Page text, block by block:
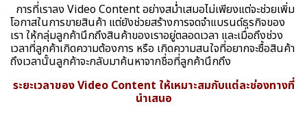
การที่เราลง Video Content อย่างสม่ำเสมอไม่เพียงแต่จะช่วยเพิ่ม
โอกาสในการขายสินค้า แต่ยังช่วยสร้างการจดจำแบรนด์ธุรกิจของ
เรา ให้กลุ่มลูกค้านึกถึงสินค้าของเราอยู่ตลอดเวลา และเมื่อถึงช่วง
เวลาที่ลูกค้าเกิดความต้องการ หรือ เกิดความสนใจที่อยากจะซื้อสินค้า
ถึงเวลานั้นลูกค้าจะกลับมาค้นหาจากชื่อที่ลูกค้านึกถึง
ระยะเวลาของ Video Content ให้เหมาะสมกับแต่ละช่องทางที่
นำเสนอ